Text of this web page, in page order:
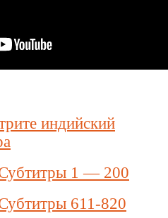
индийский
1 — 200
611-820